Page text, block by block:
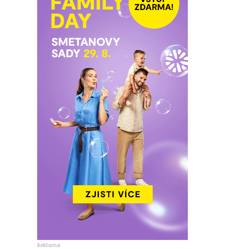
Reklama